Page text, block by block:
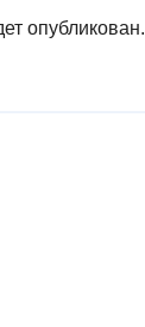
опубликован.